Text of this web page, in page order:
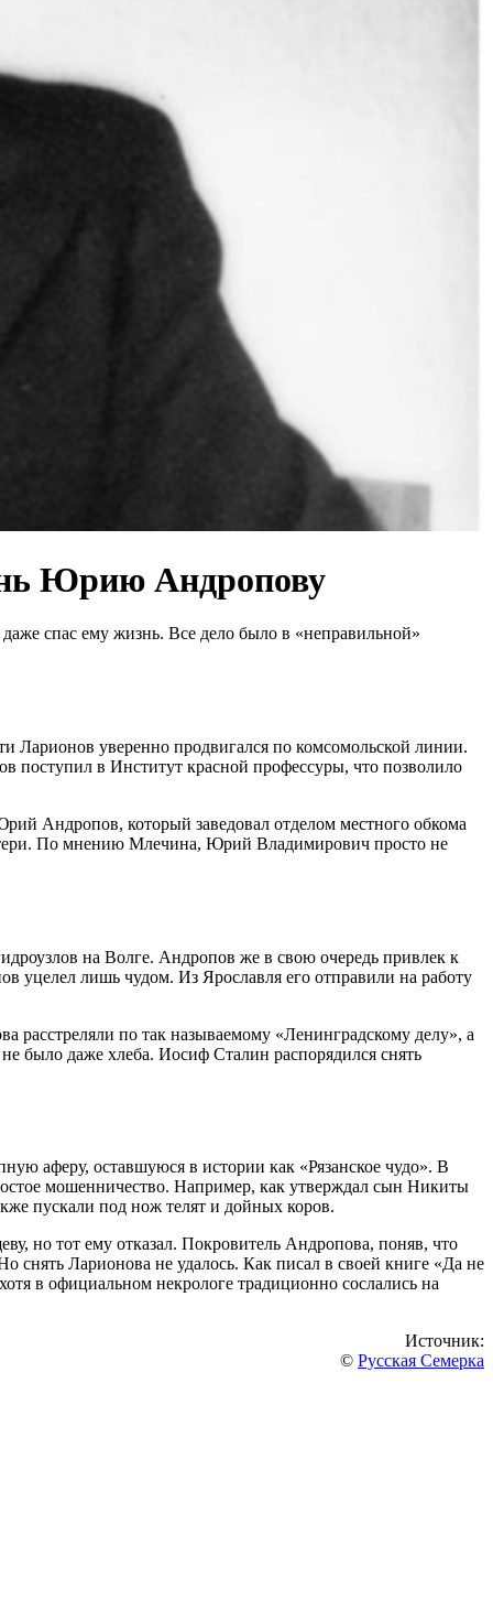
Юрию Андропову
спас ему жизнь. Все дело было в «неправильной»
Ларионов уверенно продвигался по комсомольской линии.
поступил в Институт красной профессуры, что позволило
Андропов, который заведовал отделом местного обкома
По мнению Млечина, Юрий Владимирович просто не
на Волге. Андропов же в свою очередь привлек к
уцелел лишь чудом. Из Ярославля его отправили на работу
расстреляли по так называемому «Ленинградскому делу», а
было даже хлеба. Иосиф Сталин распорядился снять
аферу, оставшуюся в истории как «Рязанское чудо». В
мошенничество. Например, как утверждал сын Никиты
пускали под нож телят и дойных коров.
но тот ему отказал. Покровитель Андропова, поняв, что
снять Ларионова не удалось. Как писал в своей книге «Да не
в официальном некрологе традиционно сослались на
Источник:
© Русская Семерка